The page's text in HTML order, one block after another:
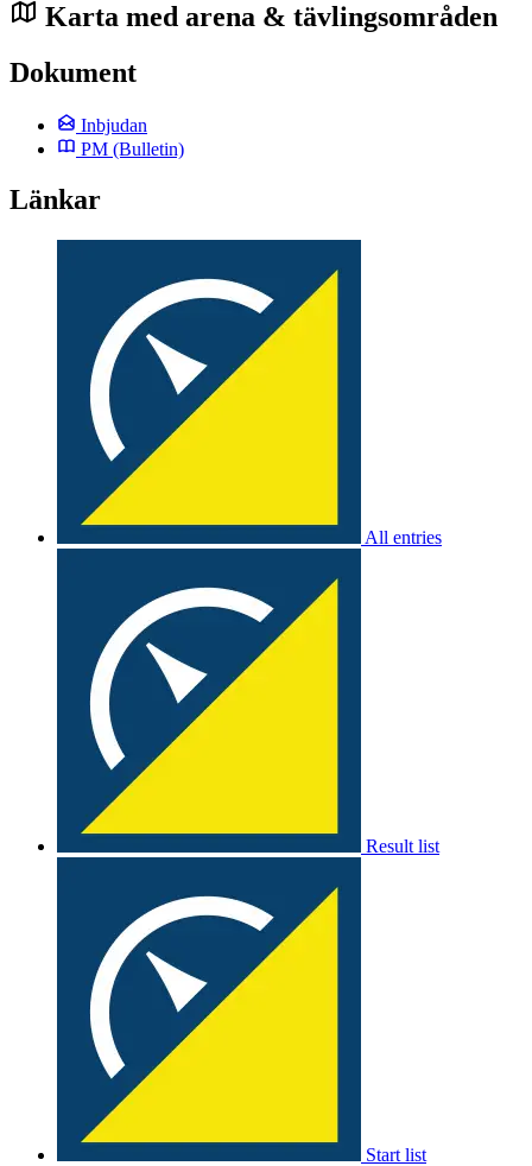
Karta med arena & tävlingsområden
Dokument
Inbjudan
PM (Bulletin)
Länkar
All entries
Result list
Start list